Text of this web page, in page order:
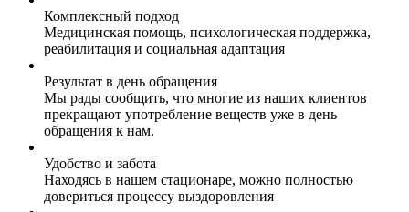
Комплексный подход
Медицинская помощь, психологическая поддержка,
реабилитация и социальная адаптация
Результат в день обращения
Мы рады сообщить, что многие из наших клиентов
прекращают употребление веществ уже в день
обращения к нам.
Удобство и забота
Находясь в нашем стационаре, можно полностью
довериться процессу выздоровления